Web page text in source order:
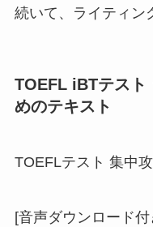
続いて、ライティン
TOEFL iBTテスト
めのテキスト
TOEFLテスト 集中
[音声ダウンロード